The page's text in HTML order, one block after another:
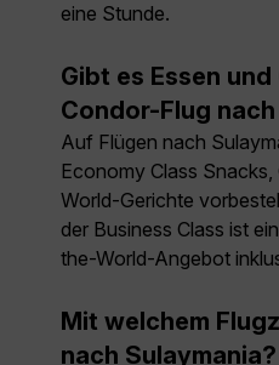
eine Stunde.
Gibt es Essen
Condor-Flug
Auf Flügen nach
Economy Class
World-Gerichte
der Business Class ist
the-World-Angebot
Mit welchem
nach Sulaymania?